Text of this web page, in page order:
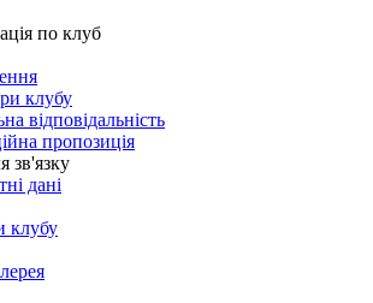
по клуб
клубу
відповідальність
пропозиція
зв'язку
дані
клубу